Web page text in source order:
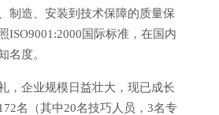
制造、安装到技术保障的质量保
ISO9001:2000国际标准，在国内
名度。
，企业规模日益壮大，现已成长
名（其中20名技巧人员，3名专